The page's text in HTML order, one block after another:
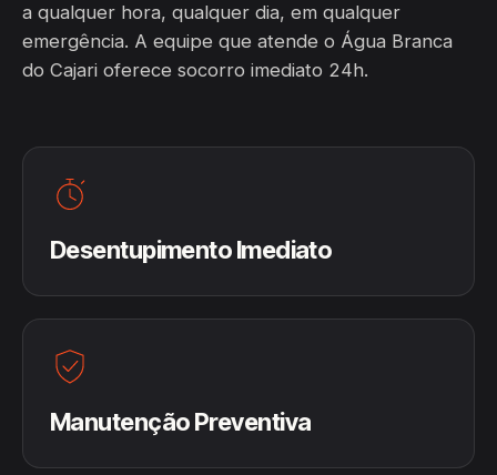
a qualquer hora, qualquer dia, em qualquer
emergência. A equipe que atende o Água Branca
do Cajari oferece socorro imediato 24h.
Desentupimento Imediato
Manutenção Preventiva